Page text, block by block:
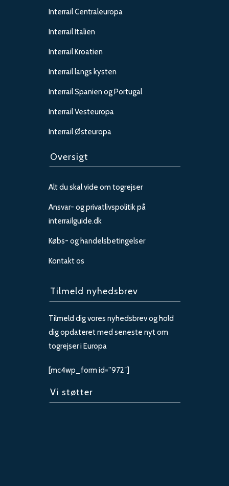
Interrail Centraleuropa
Interrail Italien
Interrail Kroatien
Interrail langs kysten
Interrail Spanien og Portugal
Interrail Vesteuropa
Interrail Østeuropa
Oversigt
Alt du skal vide om togrejser
Ansvar- og privatlivspolitik på
interrailguide.dk
Købs- og handelsbetingelser
Kontakt os
Tilmeld nyhedsbrev
Tilmeld dig vores nyhedsbrev og hold
dig opdateret med seneste nyt om
togrejser i Europa
[mc4wp_form id=”972″]
Vi støtter